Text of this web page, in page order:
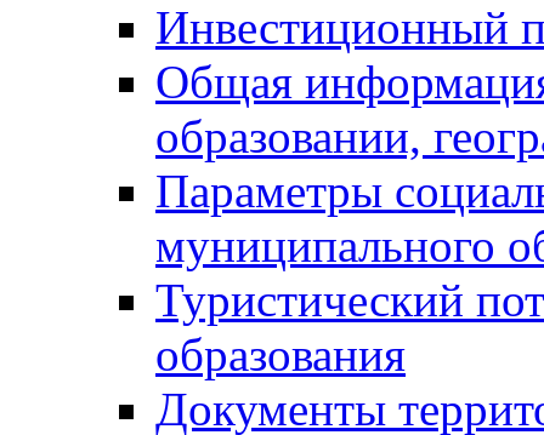
Инвестиционный
Общая
образовании,
Параметры
муниципального
Туристический
образования
Документы